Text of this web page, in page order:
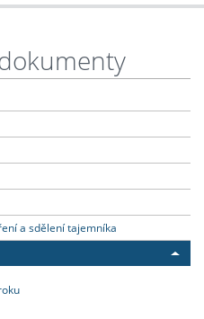
a sdělení tajemníka